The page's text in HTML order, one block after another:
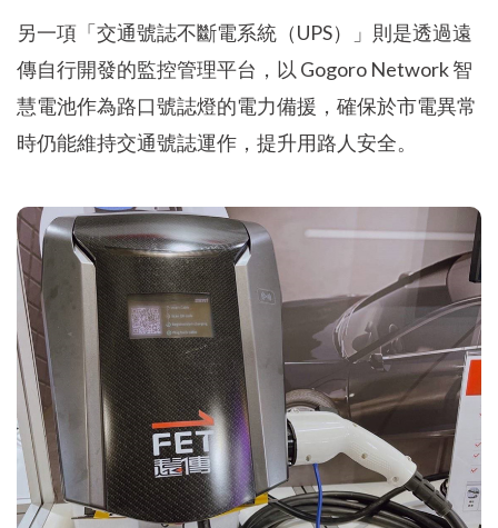
另一項「交通號誌不斷電系統（UPS）」則是透過遠
傳自行開發的監控管理平台，以 Gogoro Network 智
慧電池作為路口號誌燈的電力備援，確保於市電異常
時仍能維持交通號誌運作，提升用路人安全。